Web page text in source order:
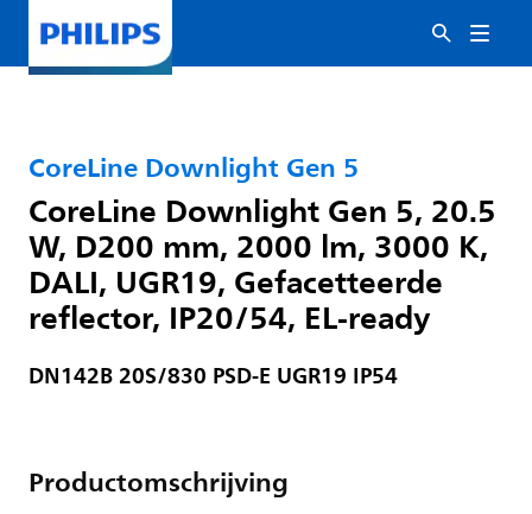
CoreLine Downlight Gen 5
CoreLine Downlight Gen 5, 20.5
W, D200 mm, 2000 lm, 3000 K,
DALI, UGR19, Gefacetteerde
reflector, IP20/54, EL-ready
DN142B 20S/830 PSD-E UGR19 IP54
Productomschrijving